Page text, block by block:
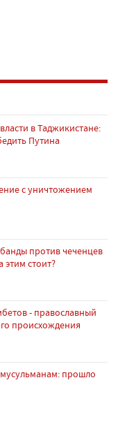
в Таджикистане:
Путина
с уничтожением
против чеченцев
этим стоит?
- православный
происхождения
прошло